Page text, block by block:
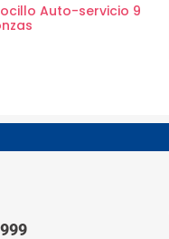
Auto-servicio 9